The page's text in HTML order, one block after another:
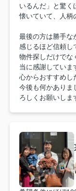
いるんだ」と驚く
懐いていて、人柄
最後の方は勝手な
感じるほど信頼し
物件探しだけでな
当に感謝していま
心からおすすめし
今後も何かありま
ろしくお願いしま